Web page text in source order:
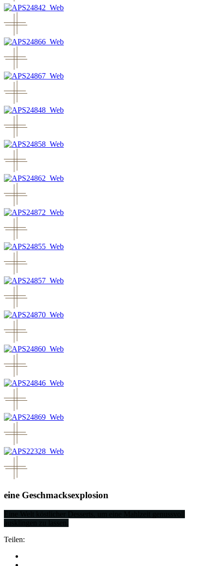
eine Geschmacksexplosion
Teilen: